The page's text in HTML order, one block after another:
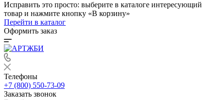
Исправить это просто: выберите в каталоге интересующий
товар и нажмите кнопку «В корзину»
Перейти в каталог
Оформить заказ
Телефоны
+7 (800) 550-73-09
Заказать звонок